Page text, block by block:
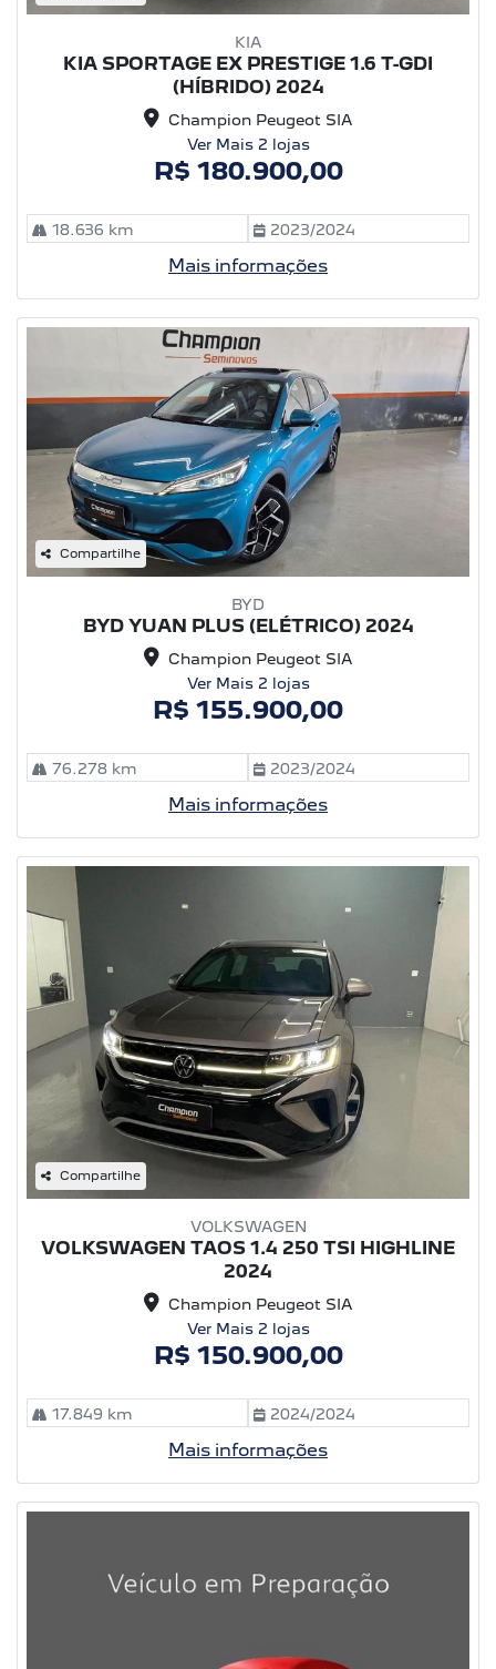
KIA
KIA SPORTAGE EX PRESTIGE 1.6 T-GDI
(HÍBRIDO) 2024
Champion Peugeot SIA
Ver Mais 2 lojas
R$ 180.900,00
18.636 km 2023/2024
Mais informações
Compartilhe
BYD
BYD YUAN PLUS (ELÉTRICO) 2024
Champion Peugeot SIA
Ver Mais 2 lojas
R$ 155.900,00
76.278 km 2023/2024
Mais informações
Compartilhe
VOLKSWAGEN
VOLKSWAGEN TAOS 1.4 250 TSI HIGHLINE
2024
Champion Peugeot SIA
Ver Mais 2 lojas
R$ 150.900,00
17.849 km 2024/2024
Mais informações